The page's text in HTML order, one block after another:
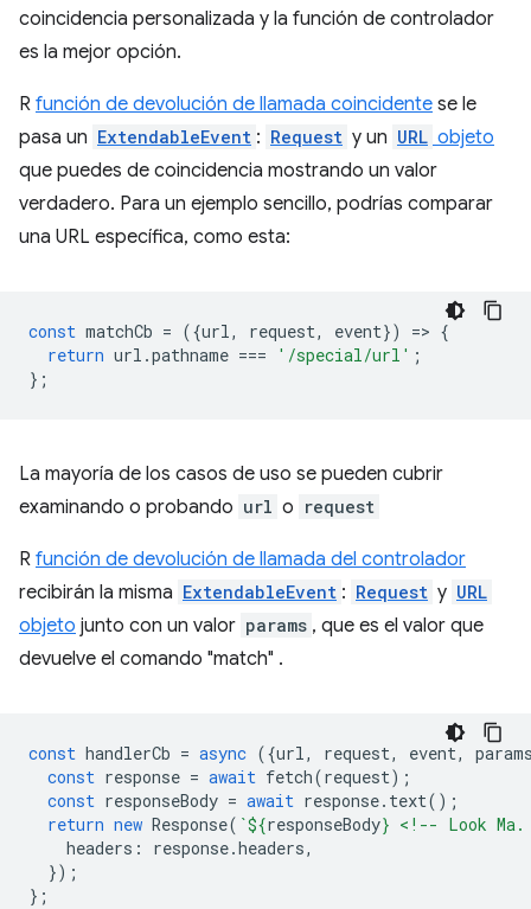
coincidencia personalizada y la función de controlador
es la mejor opción.
R función de devolución de llamada coincidente se le
pasa un ExtendableEvent : Request y un URL objeto
que puedes de coincidencia mostrando un valor
verdadero. Para un ejemplo sencillo, podrías comparar
una URL específica, como esta:
const matchCb = ({url, request, event}) => {
return url .pathname === '/special/url' ;
};
La mayoría de los casos de uso se pueden cubrir
examinando o probando url o request
R función de devolución de llamada del controlador
recibirán la misma ExtendableEvent : Request y URL
objeto junto con un valor params , que es el valor que
devuelve el comando "match" .
const handlerCb = async ({url, request, event,
const response = await fetch(request);
const responseBody = await response. text();
return new Response( `${responseBody} <!-- Look Ma.
headers : response.headers,
});
};